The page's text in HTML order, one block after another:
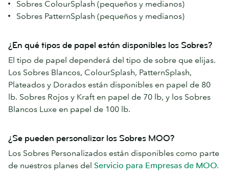
Sobres ColourSplash (pequeños y medianos)
Sobres PatternSplash (pequeños y medianos)
¿En qué tipos de papel están disponibles los Sobres?
El tipo de papel dependerá del tipo de sobre que elijas.
Los Sobres Blancos, ColourSplash, PatternSplash,
Plateados y Dorados están disponibles en papel de 80
lb. Sobres Rojos y Kraft en papel de 70 lb, y los Sobres
Blancos Luxe en papel de 100 lb.
¿Se pueden personalizar los Sobres MOO?
Los Sobres Personalizados están disponibles como parte
de nuestros planes del Servicio para Empresas de MOO.